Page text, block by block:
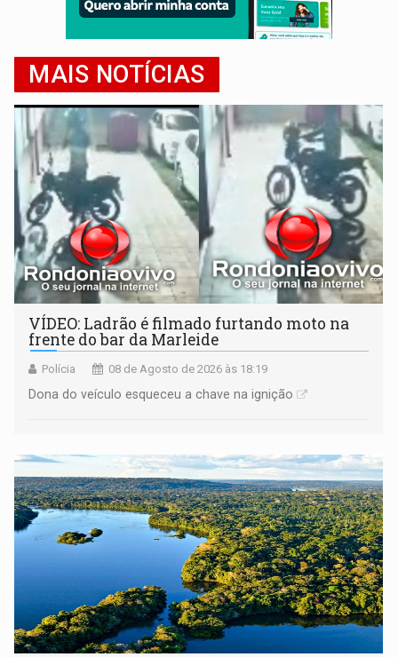
MAIS NOTÍCIAS
VÍDEO: Ladrão é filmado furtando moto na
frente do bar da Marleide
Polícia 08 de Agosto de 2026 às 18:19
Dona do veículo esqueceu a chave na ignição